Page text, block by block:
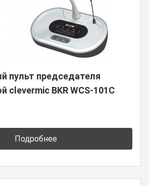
пульт председателя
clevermic BKR WCS-101C
Подробнее